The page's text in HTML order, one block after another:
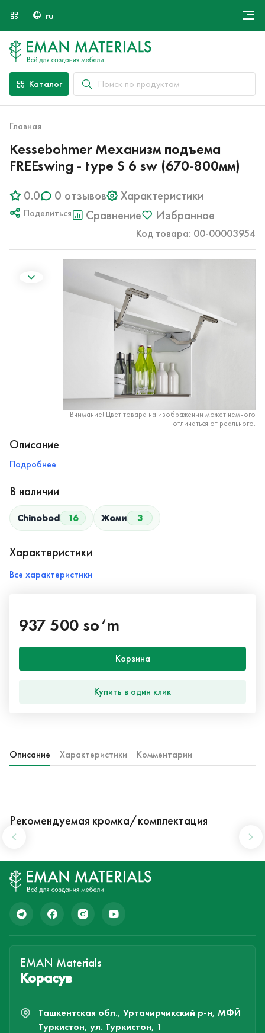
ru
Оплата и доставка
Каталог
Главная
Kessebohmer Механизм подъема
FREEswing - type S 6 sw (670-800мм)
0.0 0 отзывов Характеристики
Поделиться Сравнение Избранное
Код товара: 00-00003954
Внимание! Цвет товара на изображении может немного
отличаться от реального.
Описание
Подробнее
В наличии
Chinobod 16 Жоми 3
Характеристики
Все характеристики
937 500 so‘m
Корзина
Купить в один клик
Описание Характеристики Комментарии
Рекомендуемая кромка/комплектация
EMAN Materials
Корасув
Ташкентская обл., Уртачирчикский р-н, МФЙ
Туркистон, ул. Туркистон, 1